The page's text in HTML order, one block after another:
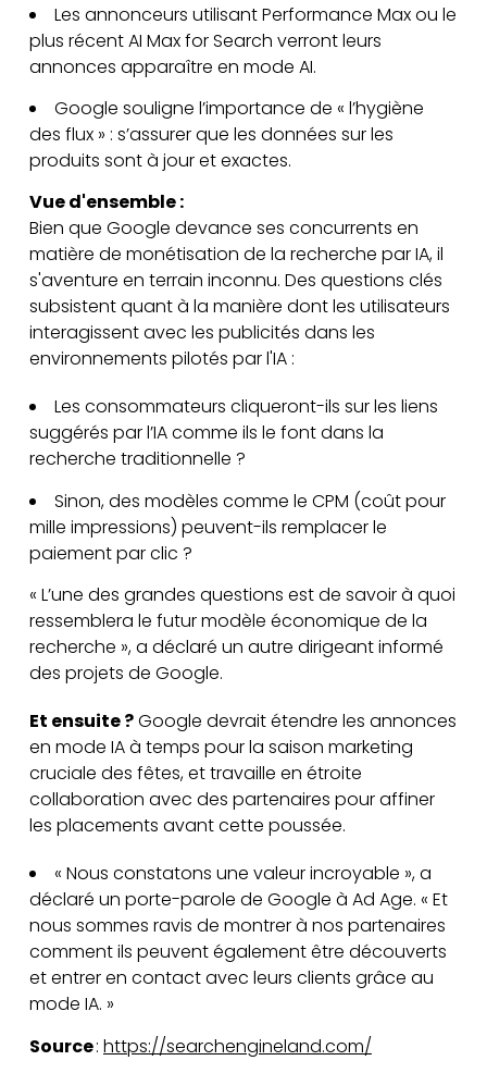
Les annonceurs utilisant Performance Max ou le
plus récent AI Max for Search verront leurs
annonces apparaître en mode AI.
Google souligne l’importance de « l’hygiène
des flux » : s’assurer que les données sur les
produits sont à jour et exactes.
Vue d'ensemble :
Bien que Google devance ses concurrents en
matière de monétisation de la recherche par IA, il
s'aventure en terrain inconnu. Des questions clés
subsistent quant à la manière dont les utilisateurs
interagissent avec les publicités dans les
environnements pilotés par l'IA :
Les consommateurs cliqueront-ils sur les liens
suggérés par l’IA comme ils le font dans la
recherche traditionnelle ?
Sinon, des modèles comme le CPM (coût pour
mille impressions) peuvent-ils remplacer le
paiement par clic ?
« L’une des grandes questions est de savoir à quoi
ressemblera le futur modèle économique de la
recherche », a déclaré un autre dirigeant informé
des projets de Google.
Et ensuite ?Google devrait étendre les annonces
en mode IA à temps pour la saison marketing
cruciale des fêtes, et travaille en étroite
collaboration avec des partenaires pour affiner
les placements avant cette poussée.
« Nous constatons une valeur incroyable », a
déclaré un porte-parole de Google à Ad Age. « Et
nous sommes ravis de montrer à nos partenaires
comment ils peuvent également être découverts
et entrer en contact avec leurs clients grâce au
mode IA. »
Source: https://searchengineland.com/